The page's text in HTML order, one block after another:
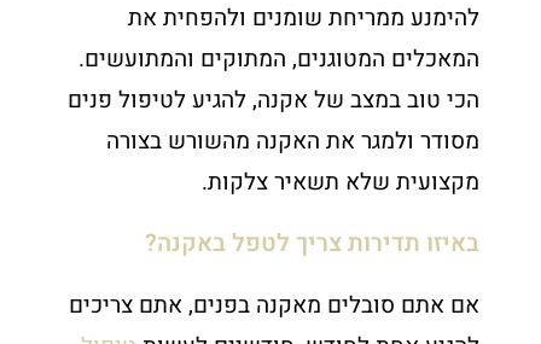
להימנע ממריחת שומנים ולהפחית את
המאכלים המטוגנים, המתוקים והמתועשים.
הכי טוב במצב של אקנה, להגיע לטיפול פנים
מסודר ולמגר את האקנה מהשורש בצורה
מקצועית שלא תשאיר צלקות.
באיזו תדירות צריך לטפל באקנה?
אם אתם סובלים מאקנה בפנים, אתם צריכים